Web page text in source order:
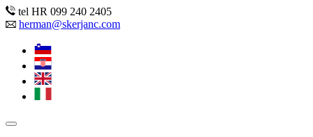
tel HR 099 240 2405
herman@skerjanc.com